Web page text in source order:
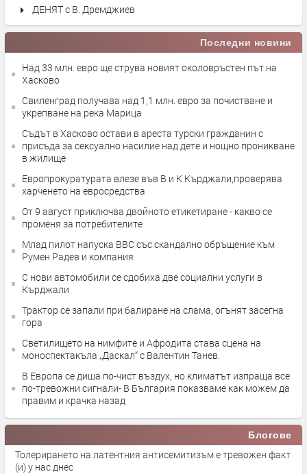
ДЕНЯТ с В. Дремджиев
Последни новини
Над 33 млн. евро ще струва новият околовръстен път на
Хасково
Свиленград получава над 1,1 млн. евро за почистване и
укрепване на река Марица
Съдът в Хасково остави в ареста турски гражданин с
присъда за сексуално насилие над дете и нощно проникване
в жилище
Европрокуратурата влезе във В и К Кърджали,проверява
харченето на евросредства
От 9 август приключва двойното етикетиране - какво се
променя за потребителите
Млад пилот напуска ВВС със скандално обръщение към
Румен Радев и компания
С нови автомобили се сдобиха две социални услуги в
Кърджали
Трактор се запали при балиране на слама, огънят засегна
гора
Светилището на нимфите и Афродита става сцена на
моноспектакъла „Даскал“ с Валентин Танев.
В Европа се диша по-чист въздух, но климатът изпраща все
по-тревожни сигнали- В България показваме как можем да
правим и крачка назад
Блогове
Толерирането на латентния антисемитизъм е тревожен факт
(и) у нас днес